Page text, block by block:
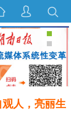
人，亮丽生